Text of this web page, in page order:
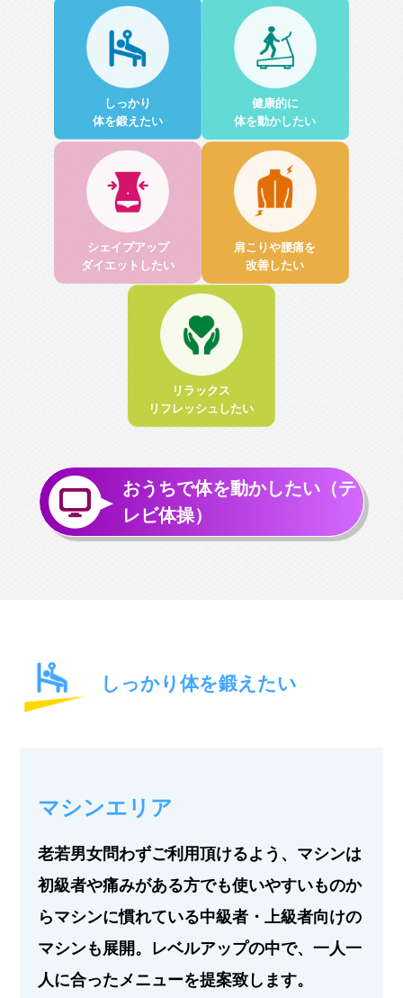
しっかり
体を鍛えたい
健康的に
体を動かしたい
シェイプアップ
ダイエットしたい
肩こりや腰痛を
改善したい
リラックス
リフレッシュしたい
おうちで体を動かしたい（テ
レビ体操）
しっかり体を鍛えたい
マシンエリア
老若男女問わずご利用頂けるよう、マシンは
初級者や痛みがある方でも使いやすいものか
らマシンに慣れている中級者・上級者向けの
マシンも展開。レベルアップの中で、一人一
人に合ったメニューを提案致します。